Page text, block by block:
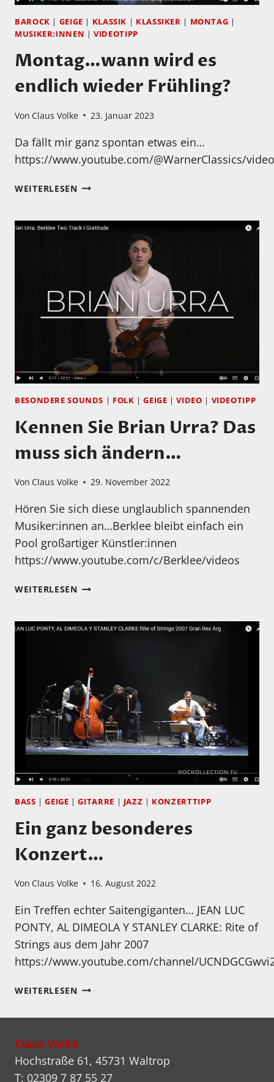
BAROCK | GEIGE | KLASSIK | KLASSIKER | MONTAG |
MUSIKER:INNEN |VIDEOTIPP
Montag…wann wird es
endlich wieder Frühling?
Von Claus Volke 23. Januar 2023
Da fällt mir ganz spontan etwas ein…
https://www.youtube.com/@WarnerClassics/
WEITERLESENMONTAG…
ES
FRÜHLING?
BESONDERE SOUNDS | FOLK |GEIGE |VIDEO | VIDEOTIPP
Kennen Sie Brian Urra? Das
muss sich ändern…
Von Claus Volke 29. November 2022
Hören Sie sich diese unglaublich spannenden
Musiker:innen an…Berklee bleibt einfach ein
Pool großartiger Künstler:innen
https://www.youtube.com/c/Berklee/videos
WEITERLESENKENNEN
URRA?
SICH
ÄNDERN…
BASS |GEIGE |GITARRE | JAZZ | KONZERTTIPP
Ein ganz besonderes
Konzert…
Von Claus Volke 16. August 2022
Ein Treffen echter Saitengiganten… JEAN LUC
PONTY, AL DIMEOLA Y STANLEY CLARKE: Rite of
Strings aus dem Jahr 2007
https://www.youtube.com/channel/
WEITERLESENEIN
BESONDERES
Claus Volke
Hochstraße 61, 45731 Waltrop
T: 02309 7 87 55 27